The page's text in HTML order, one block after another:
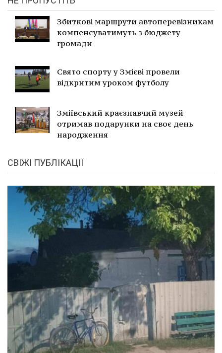
Збиткові маршрути автоперевізникам
компенсуватимуть з бюджету
громади
Свято спорту у Змієві провели
відкритим уроком футболу
Зміївський краєзнавчий музей
отримав подарунки на своє день
народження
СВІЖІ ПУБЛІКАЦІЇ